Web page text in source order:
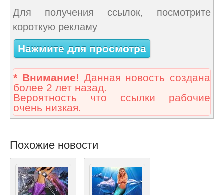
Для получения ссылок, посмотрите
короткую рекламу
Нажмите для просмотра
* Внимание! Данная новость создана
более 2 лет назад.
Вероятность что ссылки рабочие
очень низкая.
Похожие новости